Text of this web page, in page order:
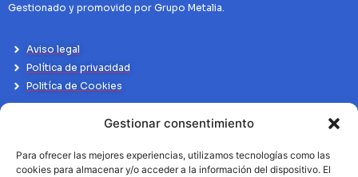
Gestionar consentimiento
Para ofrecer las mejores experiencias, utilizamos tecnologías como las
cookies para almacenar y/o acceder a la información del dispositivo. El
Gestionado y promovido por Grupo Metalia.
Aviso legal
Política de privacidad
Politíca de Cookies